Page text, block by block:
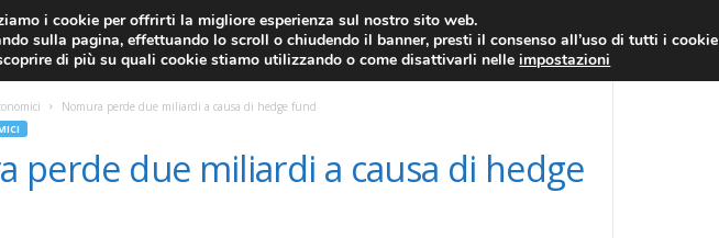
ECONOMIA FOREX GRATIS FOREX NEWS FOREX SIGNALS FOREX TRADING
TECNICA EURO/DOLLARO ECONOMIA FOREX NEWS
Nomura perde due miliardi a causa di hedge fund
perde due miliardi a causa di hedge
i cookie per offrirti la migliore esperienza sul nostro sito web.
sulla pagina, effettuando lo scroll o chiudendo il banner, presti il consenso all’uso di tutti i cookie
di più su quali cookie stiamo utilizzando o come disattivarli nelleimpostazioni